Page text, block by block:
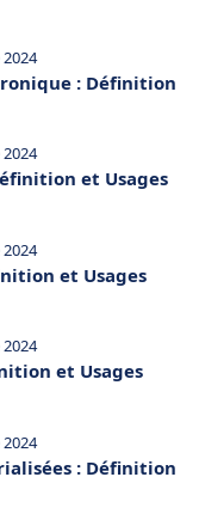
: Définition
et Usages
et Usages
et Usages
: Définition